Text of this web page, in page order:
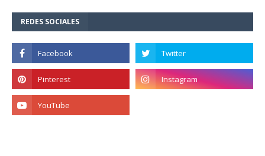
REDES SOCIALES